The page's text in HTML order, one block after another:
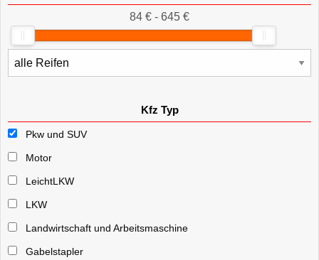
84 € - 645 €
Kfz Typ
Pkw und SUV
Motor
LeichtLKW
LKW
Landwirtschaft und Arbeitsmaschine
Gabelstapler